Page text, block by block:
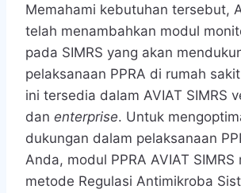
Memahami kebutuhan tersebut,
telah menambahkan modul
pada SIMRS yang akan
pelaksanaan PPRA di rumah
ini tersedia dalam AVIAT SIMRS
dan enterprise. Untuk
dukungan dalam pelaksanaan
Anda, modul PPRA AVIAT
metode Regulasi Antimikroba